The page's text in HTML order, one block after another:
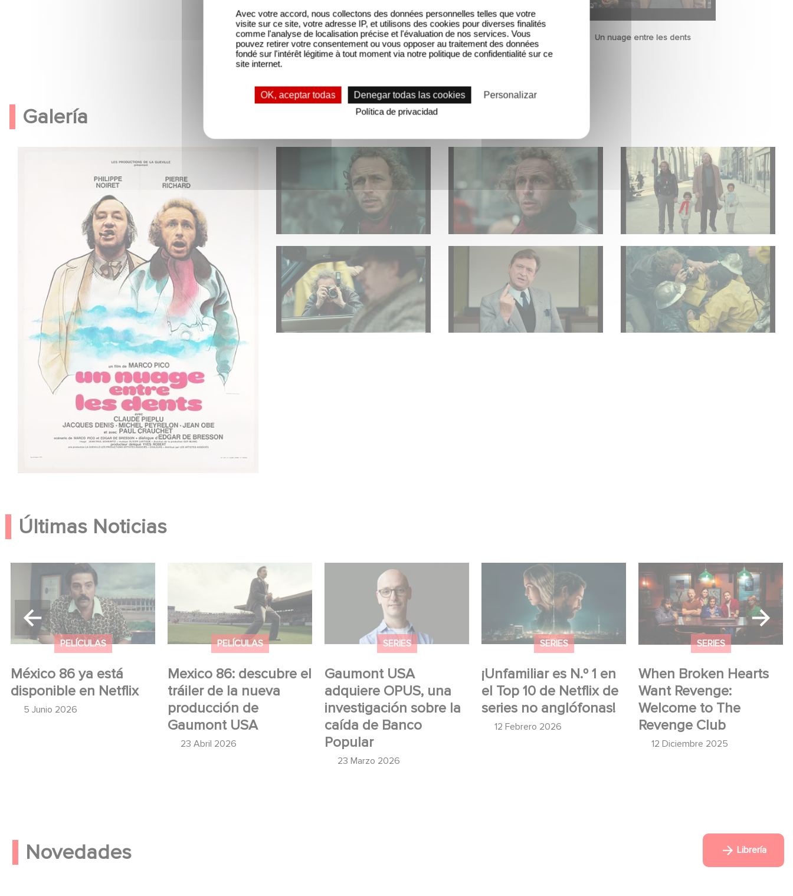
Un nuage entre les dents
Galería
Últimas Noticias
PELÍCULAS
México 86 ya está
disponible en Netflix
5 Junio 2026
México 86 ya está
disponible en Netflix
PELÍCULAS
Mexico 86: descubre el
tráiler de la nueva
producción de
Gaumont USA
23 Abril 2026
Mexico 86: descubre el
tráiler de la nueva
producción de Gaumont
USA
SERIES
Gaumont USA
adquiere OPUS, una
investigación sobre la
caída de Banco
Popular
23 Marzo 2026
Gaumont USA adquiere
OPUS, una investigación
sobre la caída de Banco
SERIES
¡Unfamiliar es N.º 1 en
el Top 10 de Netflix de
series no anglófonas!
12 Febrero 2026
¡Unfamiliar es N.º 1 en el
Top 10 de Netflix de series
no anglófonas!
SERIES
When Broken Hearts
Want Revenge:
Welcome to The
Revenge Club
12 Diciembre 2025
When Broken Hearts Want
Revenge: Welcome to The
Revenge Club
Novedades Librería
Avec votre accord, nous collectons des données personnelles telles que votre
visite sur ce site, votre adresse IP, et utilisons des cookies pour diverses finalités
comme l'analyse de localisation précise et l'évaluation de nos services. Vous
pouvez retirer votre consentement ou vous opposer au traitement des données
fondé sur l'intérêt légitime à tout moment via notre politique de confidentialité sur ce
site internet.
OK, aceptar todas Denegar todas las cookies
Personalizar
Política de privacidad